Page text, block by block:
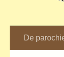
De